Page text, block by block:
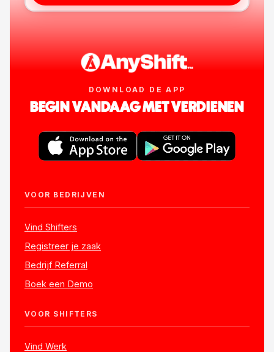
DOWNLOAD DE APP
BEGIN VANDAAG MET VERDIENEN
VOOR BEDRIJVEN
Vind Shifters
Registreer je zaak
Bedrijf Referral
Boek een Demo
VOOR SHIFTERS
Vind Werk